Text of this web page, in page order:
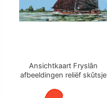
Ansichtkaart Fryslân
afbeeldingen reliëf skûtsje